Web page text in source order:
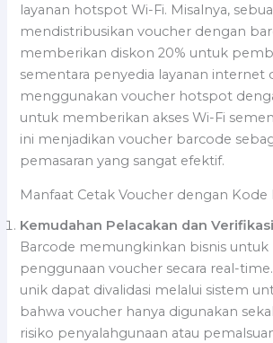
layanan hotspot Wi-Fi. Misalnya,
mendistribusikan voucher dengan
memberikan diskon 20% untuk
sementara penyedia layanan internet
menggunakan voucher hotspot
untuk memberikan akses Wi-Fi
ini menjadikan voucher barcode
pemasaran yang sangat efektif.
Manfaat Cetak Voucher dengan Kode
Kemudahan Pelacakan dan Verifikasi
Barcode memungkinkan bisnis untuk
penggunaan voucher secara real-
unik dapat divalidasi melalui sistem
bahwa voucher hanya digunakan
risiko penyalahgunaan atau